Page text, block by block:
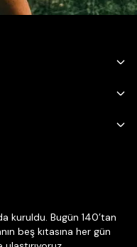
kuruldu. Bugün 140’tan
beş kıtasına her gün